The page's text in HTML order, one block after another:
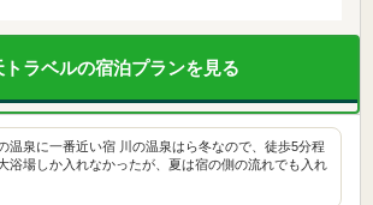
トラベルの宿泊プランを見る
温泉に一番近い宿 川の温泉はら冬なので、徒歩5分程
浴場しか入れなかったが、夏は宿の側の流れでも入れ